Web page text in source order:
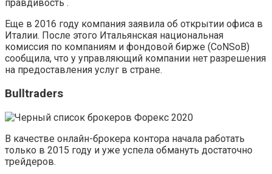
правдивость .
Еще в 2016 году компания заявила об открытии офиса в
Италии. После этого Итальянская национальная
комиссия по компаниям и фондовой бирже (CoNSoB)
сообщила, что у управляющий компании нет разрешения
на предоставления услуг в стране.
Bulltraders
В качестве онлайн-брокера контора начала работать
только в 2015 году и уже успела обмануть достаточно
трейдеров.